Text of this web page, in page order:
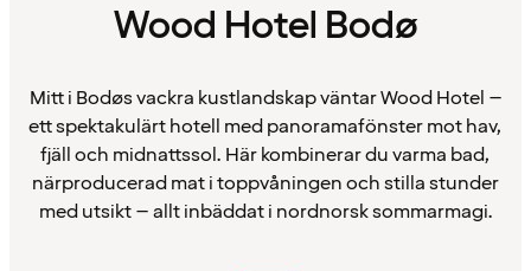
Wood Hotel Bodø
Mitt i Bodøs vackra kustlandskap väntar Wood Hotel –
ett spektakulärt hotell med panoramafönster mot hav,
fjäll och midnattssol. Här kombinerar du varma bad,
närproducerad mat i toppvåningen och stilla stunder
med utsikt – allt inbäddat i nordnorsk sommarmagi.